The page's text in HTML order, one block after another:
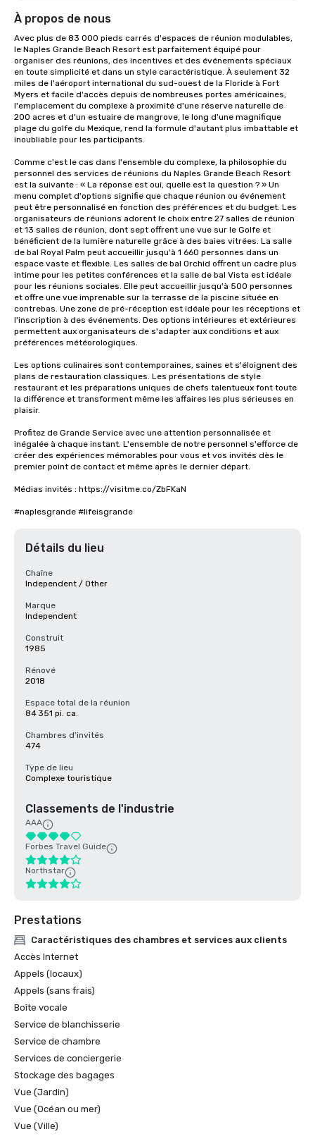
À propos de nous
Avec plus de 83 000 pieds carrés d'espaces de réunion modulables,
le Naples Grande Beach Resort est parfaitement équipé pour
organiser des réunions, des incentives et des événements spéciaux
en toute simplicité et dans un style caractéristique. À seulement 32
miles de l'aéroport international du sud-ouest de la Floride à Fort
Myers et facile d'accès depuis de nombreuses portes américaines,
l'emplacement du complexe à proximité d'une réserve naturelle de
200 acres et d'un estuaire de mangrove, le long d'une magnifique
plage du golfe du Mexique, rend la formule d'autant plus imbattable et
inoubliable pour les participants.
Comme c'est le cas dans l'ensemble du complexe, la philosophie du
personnel des services de réunions du Naples Grande Beach Resort
est la suivante : « La réponse est oui, quelle est la question ? » Un
menu complet d'options signifie que chaque réunion ou événement
peut être personnalisé en fonction des préférences et du budget. Les
organisateurs de réunions adorent le choix entre 27 salles de réunion
et 13 salles de réunion, dont sept offrent une vue sur le Golfe et
bénéficient de la lumière naturelle grâce à des baies vitrées. La salle
de bal Royal Palm peut accueillir jusqu'à 1 660 personnes dans un
espace vaste et flexible. Les salles de bal Orchid offrent un cadre plus
intime pour les petites conférences et la salle de bal Vista est idéale
pour les réunions sociales. Elle peut accueillir jusqu'à 500 personnes
et offre une vue imprenable sur la terrasse de la piscine située en
contrebas. Une zone de pré-réception est idéale pour les réceptions et
l'inscription à des événements. Des options intérieures et extérieures
permettent aux organisateurs de s'adapter aux conditions et aux
préférences météorologiques.
Les options culinaires sont contemporaines, saines et s'éloignent des
plans de restauration classiques. Les présentations de style
restaurant et les préparations uniques de chefs talentueux font toute
la différence et transforment même les affaires les plus sérieuses en
plaisir.
Profitez de Grande Service avec une attention personnalisée et
inégalée à chaque instant. L'ensemble de notre personnel s'efforce de
créer des expériences mémorables pour vous et vos invités dès le
premier point de contact et même après le dernier départ.
Médias invités : https://visitme.co/ZbFKaN
#naplesgrande #lifeisgrande
Détails du lieu
Chaîne
Independent / Other
Marque
Independent
Construit
1985
Rénové
2018
Espace total de la réunion
84 351 pi. ca.
Chambres d'invités
474
Type de lieu
Complexe touristique
Classements de l'industrie
AAA
Forbes Travel Guide
Northstar
Prestations
Caractéristiques des chambres et services aux clients
Accès Internet
Appels (locaux)
Appels (sans frais)
Boîte vocale
Service de blanchisserie
Service de chambre
Services de conciergerie
Stockage des bagages
Vue (Jardin)
Vue (Océan ou mer)
Vue (Ville)